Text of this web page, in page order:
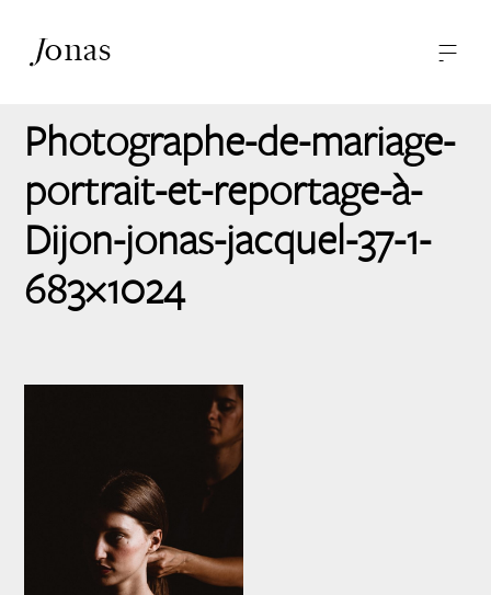
Jonas —
—
-
A propos
Contact
Photographe-de-mariage-
portrait-et-reportage-à-
Dijon-jonas-jacquel-37-1-
683×1024